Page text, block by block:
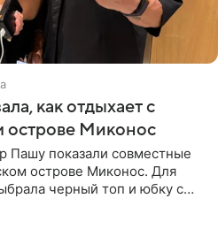
как отдыхает с
острове Миконос
Пашу показали совместные
острове Миконос. Для
черный топ и юбку с